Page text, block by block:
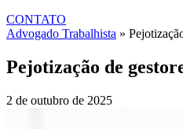
CONTATO
Advogado Trabalhista »
Pejotização de
2 de outubro de 2025